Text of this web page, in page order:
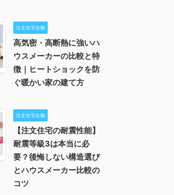
注文住宅全般
高気密・高断熱に強いハ
ウスメーカーの比較と特
徴｜ヒートショックを防
ぐ暖かい家の建て方
注文住宅全般
【注文住宅の耐震性能】
耐震等級3は本当に必
要？後悔しない構造選び
とハウスメーカー比較の
コツ